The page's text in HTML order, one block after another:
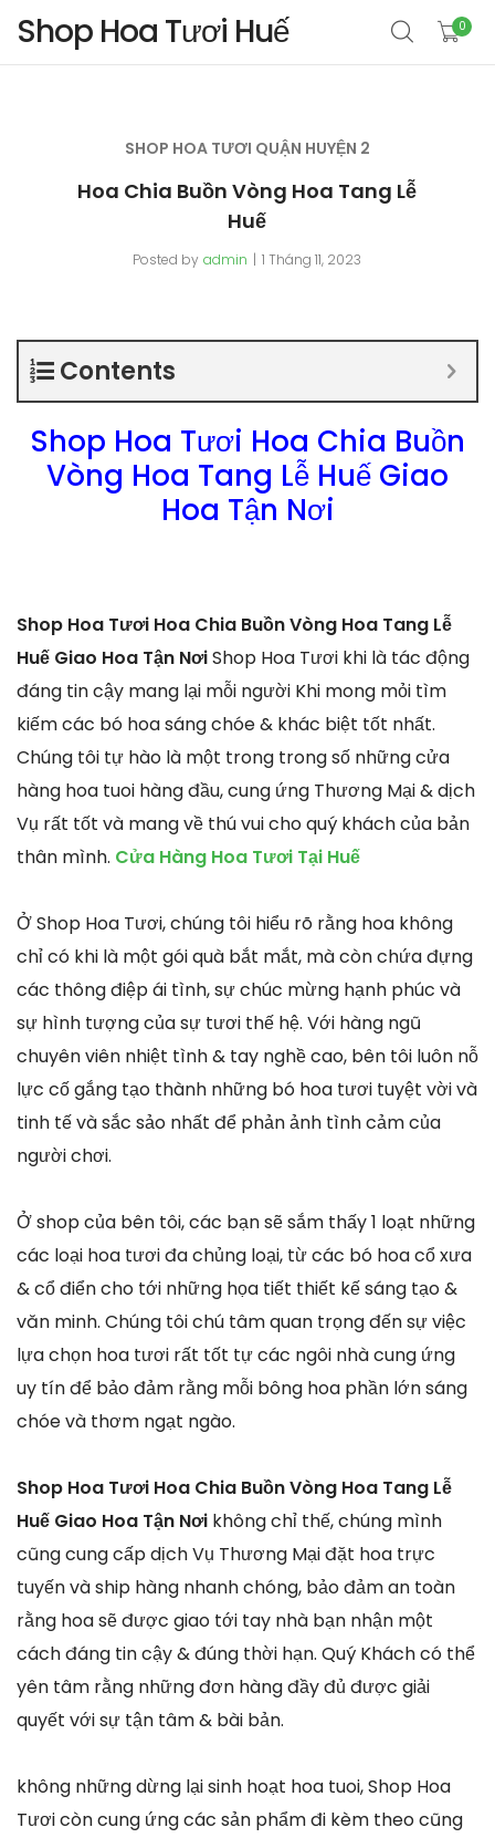
Shop Hoa Tươi Huế 0
SHOP HOA TƯƠI QUẬN HUYỆN 2
Hoa Chia Buồn Vòng Hoa Tang Lễ
Huế
Posted by admin 1 Tháng 11, 2023
Contents
Shop Hoa Tươi Hoa Chia Buồn
Vòng Hoa Tang Lễ Huế Giao
Hoa Tận Nơi
Shop Hoa Tươi Hoa Chia Buồn Vòng Hoa Tang Lễ
Huế Giao Hoa Tận NơiShop Hoa Tươi khi là tác động
đáng tin cậy mang lại mỗi người Khi mong mỏi tìm
kiếm các bó hoa sáng chóe & khác biệt tốt nhất.
Chúng tôi tự hào là một trong trong số những cửa
hàng hoa tuoi hàng đầu, cung ứng Thương Mại & dịch
Vụ rất tốt và mang về thú vui cho quý khách của bản
thân mình. Cửa Hàng Hoa Tươi Tại Huế
Ở Shop Hoa Tươi, chúng tôi hiểu rõ rằng hoa không
chỉ có khi là một gói quà bắt mắt, mà còn chứa đựng
các thông điệp ái tình, sự chúc mừng hạnh phúc và
sự hình tượng của sự tươi thế hệ. Với hàng ngũ
chuyên viên nhiệt tình & tay nghề cao, bên tôi luôn nỗ
lực cố gắng tạo thành những bó hoa tươi tuyệt vời và
tinh tế và sắc sảo nhất để phản ảnh tình cảm của
người chơi.
Ở shop của bên tôi, các bạn sẽ sắm thấy 1 loạt những
các loại hoa tươi đa chủng loại, từ các bó hoa cổ xưa
& cổ điển cho tới những họa tiết thiết kế sáng tạo &
văn minh. Chúng tôi chú tâm quan trọng đến sự việc
lựa chọn hoa tươi rất tốt tự các ngôi nhà cung ứng
uy tín để bảo đảm rằng mỗi bông hoa phần lớn sáng
chóe và thơm ngạt ngào.
Shop Hoa Tươi Hoa Chia Buồn Vòng Hoa Tang Lễ
Huế Giao Hoa Tận Nơi không chỉ thế, chúng mình
cũng cung cấp dịch Vụ Thương Mại đặt hoa trực
tuyến và ship hàng nhanh chóng, bảo đảm an toàn
rằng hoa sẽ được giao tới tay nhà bạn nhận một
cách đáng tin cậy & đúng thời hạn. Quý Khách có thể
yên tâm rằng những đơn hàng đầy đủ được giải
quyết với sự tận tâm & bài bản.
không những dừng lại sinh hoạt hoa tuoi, Shop Hoa
Tươi còn cung ứng các sản phẩm đi kèm theo cũng